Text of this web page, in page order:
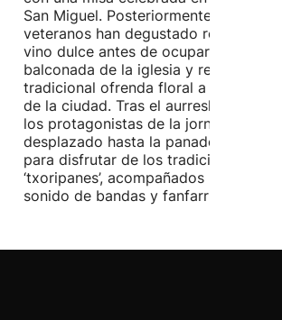
San Miguel. Posteriormente, los
veteranos han degustado rosquillas y
vino dulce antes de ocupar la
balconada de la iglesia y realizar la
tradicional ofrenda floral a la patrona
de la ciudad. Tras el aurresku de
los protagonistas de la jornada se
desplazado hasta la panadería
para disfrutar de los tradicionales
‘txoripanes’, acompañados por el
sonido de bandas y fanfarrias.